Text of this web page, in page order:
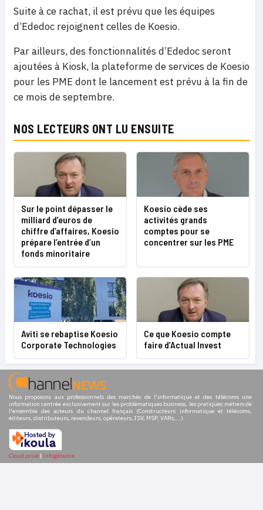
Suite à ce rachat, il est prévu que les équipes
d’Ededoc rejoignent celles de Koesio.
Par ailleurs, des fonctionnalités d’Ededoc seront
ajoutées à Kiosk, la plateforme de services de Koesio
pour les PME dont le lancement est prévu à la fin de
ce mois de septembre.
NOS LECTEURS ONT LU ENSUITE
Sur le point dépasser le
milliard d’euros de
chiffre d’affaires, Koesio
prépare l’entrée d’un
fonds minoritaire
Koesio cède ses
activités grands
comptes pour se
concentrer sur les PME
Aviti se rebaptise Koesio
Corporate Technologies
Ce que Koesio compte
faire d’Actual Invest
Nous proposons aux professionnels des marchés de l'informatique et des télécoms une
information centrée exclusivement sur les problématiques business, les pratiques métiers de
l'ensemble des acteurs du channel français (Constructeurs informatique et télécoms,
éditeurs, distributeurs, revendeurs, opérateurs, ISV, MSP, VARs,...)
Cloud privé | Infogérance